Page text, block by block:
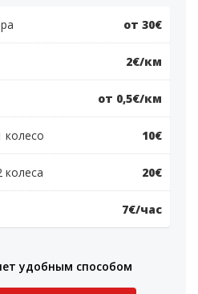
от 30€
2€/км
от 0,5€/км
колесо 10€
колеса 20€
7€/час
удобным способом